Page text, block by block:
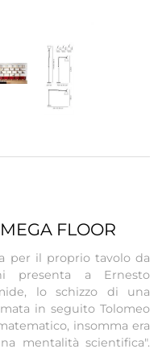
FLOOR
per il proprio tavolo da
presenta a Ernesto
lo schizzo di una
in seguito Tolomeo
insomma era
mentalità scientifica".